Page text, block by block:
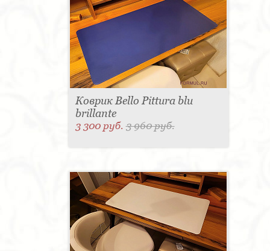
Коврик Bello Pittura blu
brillante
3 300 руб.3 960 руб.